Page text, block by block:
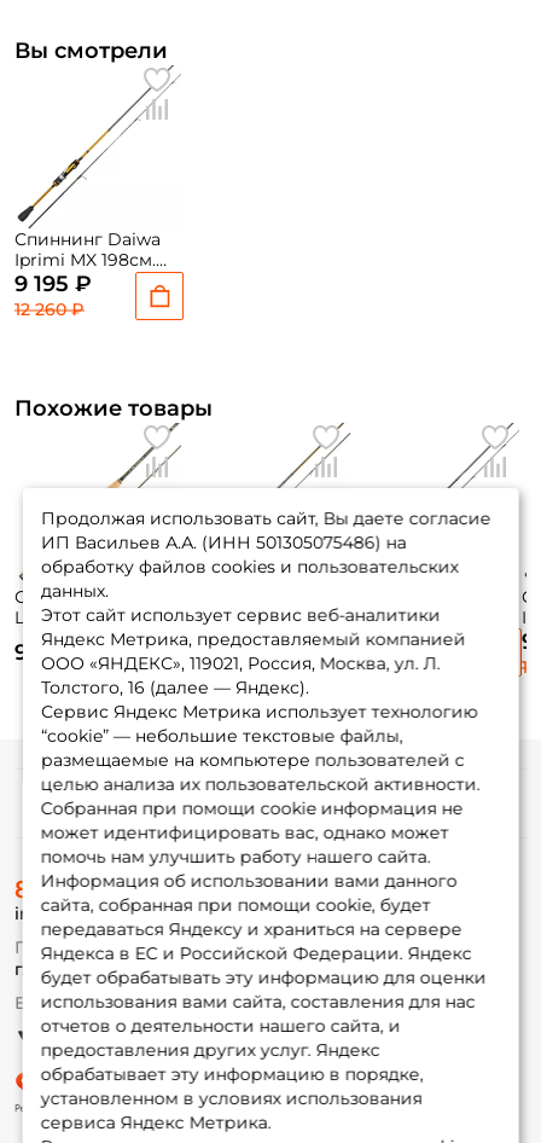
Вы смотрели
Спиннинг Daiwa
Iprimi MX 198см.
1,5-8гр. 88гр. fast /
662LFS
9 195 ₽
12 260 ₽
Похожие товары
Спиннинг Maximus
Legend Ultras
200см. 1-7гр. 89гр.
fast / MULSLU20UL
9 090 ₽
Norstream Artifact
203см. 1-6гр. 82гр.
fast / ART682ULS
9 205 ₽
Black Moon 206см
0,2-5гр. fast / BLM-
S692UL
8 690 ₽ 9
Продолжая использовать сайт, Вы даете согласие
ИП Васильев А.А. (ИНН 501305075486) на
обработку файлов cookies и пользовательских
данных.
Этот сайт использует сервис веб-аналитики
Яндекс Метрика, предоставляемый компанией
ООО «ЯНДЕКС», 119021, Россия, Москва, ул. Л.
Толстого, 16 (далее — Яндекс).
Сервис Яндекс Метрика использует технологию
“cookie” — небольшие текстовые файлы,
размещаемые на компьютере пользователей с
целью анализа их пользовательской активности.
Собранная при помощи cookie информация не
может идентифицировать вас, однако может
помочь нам улучшить работу нашего сайта.
Информация об использовании вами данного
сайта, собранная при помощи cookie, будет
передаваться Яндексу и храниться на сервере
Яндекса в ЕС и Российской Федерации. Яндекс
будет обрабатывать эту информацию для оценки
использования вами сайта, составления для нас
отчетов о деятельности нашего сайта, и
предоставления других услуг. Яндекс
обрабатывает эту информацию в порядке,
установленном в условиях использования
сервиса Яндекс Метрика.
Информация
О магазине
Доставка
Оплата
Fox-bonus
Гуру
Партнерская программа
8 (495) 532-77-88
info@foxfishing.ru
По вопросам с заказом
г. Москва, ул. Плеханова д.7
Ежедневно 10:00 до 20:00